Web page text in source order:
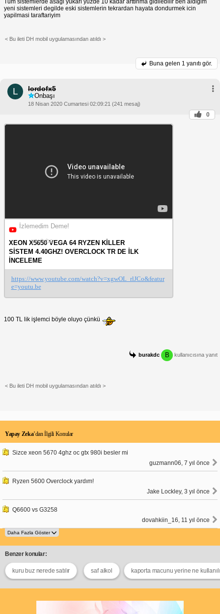
yeni sistemleri degilde eski sistemlerin tekrardan hayata dondurmek icin
yapilmasi taraftariyim
< Bu ileti DH mobil uygulamasından atıldı >
Buna gelen 1 yanıtı gör.
L lordofx5
Onbaşı
18 Nisan 2020 Cumartesi 02:09:21 (241 mesaj)
0
İzlemedim Deme!
youtube
XEON X5650 VEGA 64 RYZEN KİLLER
SİSTEM 4.40GHZ! OVERCLOCK TR DE İLK
İNCELEME
https://www.youtube.com/watch?v=xgwOL_rlJCo&featur
e=youtu.be
100 TL lik işlemci böyle oluyo çünkü
burakdc B kullanıcısına yanıt
< Bu ileti DH mobil uygulamasından atıldı >
Yapay Zeka’dan İlgili Konular
Sizce xeon 5670 4ghz oc gtx 980i besler mi
guzmann06, 7 yıl önce
Ryzen 5600 Overclock yardım!
Jake Lockley, 3 yıl önce
Q6600 vs G3258
dovahkiin_16, 11 yıl önce
Benzer konular:
kuru buz nerede satılır saf alkol kaporta macunu yerine ne